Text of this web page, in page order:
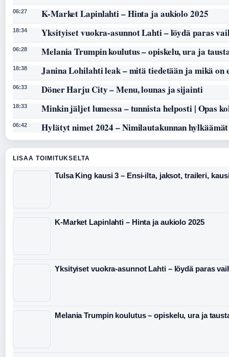
06:27 K-Market Lapinlahti – Hinta ja aukiolo 2025
18:34 Yksityiset vuokra-asunnot Lahti – löydä paras
06:28 Melania Trumpin koulutus – opiskelu, ura ja
18:38 Janina Lohilahti leak – mitä tiedetään ja mikä on
06:33 Döner Harju City – Menu, lounas ja sijainti
18:33 Minkin jäljet lumessa – tunnista helposti | Opas
06:42 Hylätyt nimet 2024 – Nimilautakunnan
LISAA TOIMITUKSELTA
Tulsa King kausi 3 – Ensi-ilta, jaksot, traileri,
K-Market Lapinlahti – Hinta ja aukiolo 2025
Yksityiset vuokra-asunnot Lahti – löydä paras
Melania Trumpin koulutus – opiskelu, ura ja